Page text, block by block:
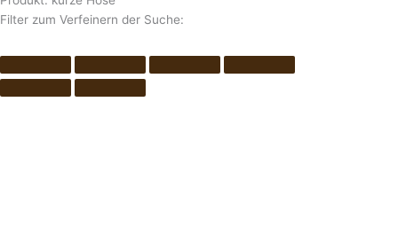
Filter zum Verfeinern der Suche: